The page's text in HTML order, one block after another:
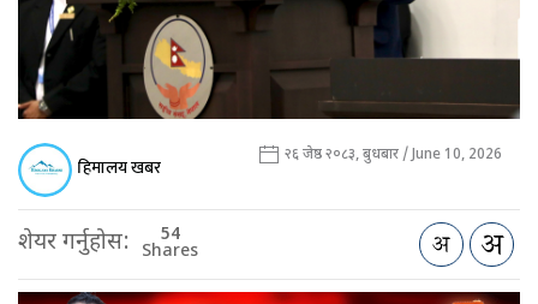
हिमालय खबर २६ जेष्ठ २०८३, बुधबार / June 10, 2026
शेयर गर्नुहोस: 54
Shares